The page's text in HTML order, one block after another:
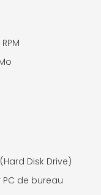
Disk Drive)
PC de bureau